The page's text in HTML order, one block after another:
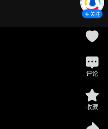
关注
评论
收藏